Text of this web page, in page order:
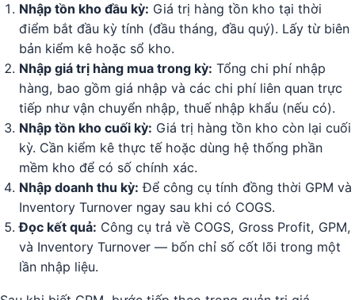
Nhập tồn kho đầu kỳ: Giá trị hàng tồn kho tại thời
điểm bắt đầu kỳ tính (đầu tháng, đầu quý). Lấy từ biên
bản kiểm kê hoặc sổ kho.
Nhập giá trị hàng mua trong kỳ: Tổng chi phí nhập
hàng, bao gồm giá nhập và các chi phí liên quan trực
tiếp như vận chuyển nhập, thuế nhập khẩu (nếu có).
Nhập tồn kho cuối kỳ: Giá trị hàng tồn kho còn lại cuối
kỳ. Cần kiểm kê thực tế hoặc dùng hệ thống phần
mềm kho để có số chính xác.
Nhập doanh thu kỳ: Để công cụ tính đồng thời GPM và
Inventory Turnover ngay sau khi có COGS.
Đọc kết quả: Công cụ trả về COGS, Gross Profit, GPM,
và Inventory Turnover — bốn chỉ số cốt lõi trong một
lần nhập liệu.